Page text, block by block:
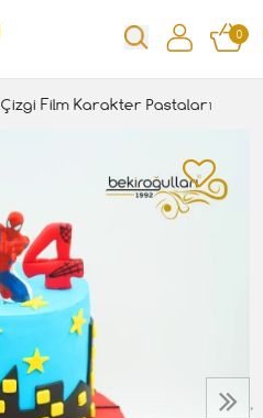
0
Çizgi Film Karakter Pastaları
›